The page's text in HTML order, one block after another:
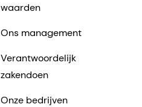
waarden
Ons management
Verantwoordelijk
zakendoen
Onze bedrijven